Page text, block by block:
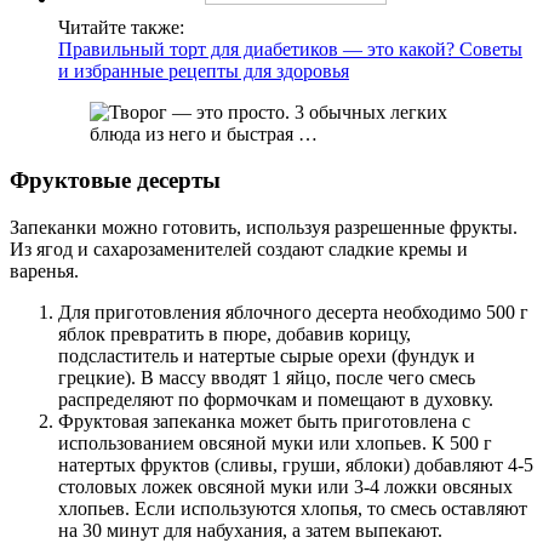
Читайте также:
Правильный торт для диабетиков — это какой? Советы
и избранные рецепты для здоровья
Фруктовые десерты
Запеканки можно готовить, используя разрешенные фрукты.
Из ягод и сахарозаменителей создают сладкие кремы и
варенья.
Для приготовления яблочного десерта необходимо 500 г
яблок превратить в пюре, добавив корицу,
подсластитель и натертые сырые орехи (фундук и
грецкие). В массу вводят 1 яйцо, после чего смесь
распределяют по формочкам и помещают в духовку.
Фруктовая запеканка может быть приготовлена с
использованием овсяной муки или хлопьев. К 500 г
натертых фруктов (сливы, груши, яблоки) добавляют 4-5
столовых ложек овсяной муки или 3-4 ложки овсяных
хлопьев. Если используются хлопья, то смесь оставляют
на 30 минут для набухания, а затем выпекают.